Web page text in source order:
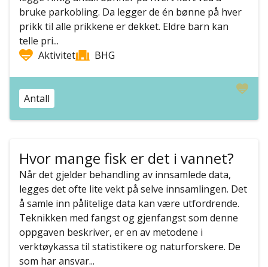
bruke parkobling. Da legger de én bønne på hver
prikk til alle prikkene er dekket. Eldre barn kan
telle pri...
Aktivitet
BHG
Antall
Hvor mange fisk er det i vannet?
Når det gjelder behandling av innsamlede data,
legges det ofte lite vekt på selve innsamlingen. Det
å samle inn pålitelige data kan være utfordrende.
Teknikken med fangst og gjenfangst som denne
oppgaven beskriver, er en av metodene i
verktøykassa til statistikere og naturforskere. De
som har ansvar...